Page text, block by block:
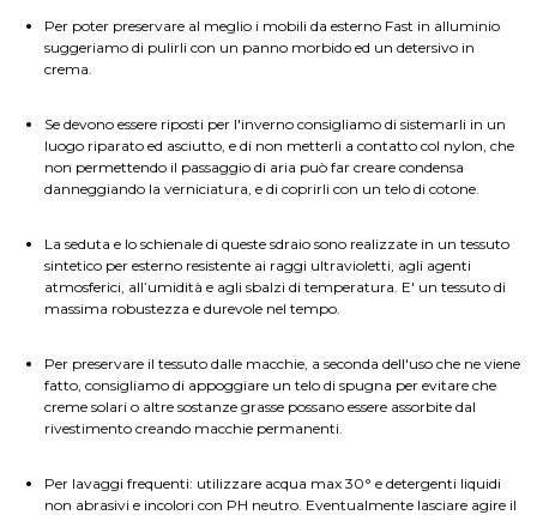
Per poter preservare al meglio i mobili da esterno Fast in alluminio
suggeriamo di pulirli con un panno morbido ed un detersivo in
crema.
Se devono essere riposti per l'inverno consigliamo di sistemarli in un
luogo riparato ed asciutto, e di non metterli a contatto col nylon, che
non permettendo il passaggio di aria può far creare condensa
danneggiando la verniciatura, e di coprirli con un telo di cotone.
La seduta e lo schienale di queste sdraio sono realizzate in un tessuto
sintetico per esterno resistente ai raggi ultravioletti, agli agenti
atmosferici, all’umidità e agli sbalzi di temperatura. E' un tessuto di
massima robustezza e durevole nel tempo.
Per preservare il tessuto dalle macchie, a seconda dell'uso che ne viene
fatto, consigliamo di appoggiare un telo di spugna per evitare che
creme solari o altre sostanze grasse possano essere assorbite dal
rivestimento creando macchie permanenti.
Per lavaggi frequenti: utilizzare acqua max 30° e detergenti liquidi
non abrasivi e incolori con PH neutro. Eventualmente lasciare agire il